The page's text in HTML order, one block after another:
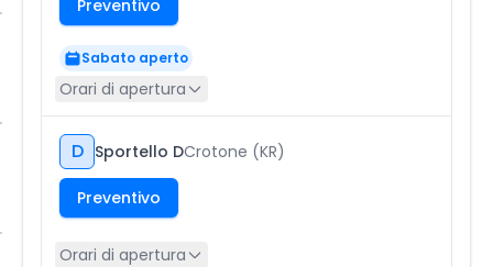
Preventivo
Sabato aperto
Orari di apertura
D Sportello DCrotone (KR)
Preventivo
Orari di apertura